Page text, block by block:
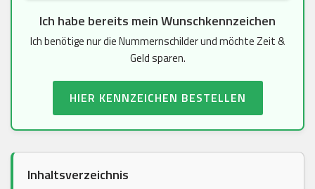
Ich habe bereits mein Wunschkennzeichen
Ich benötige nur die Nummernschilder und möchte Zeit &
Geld sparen.
HIER KENNZEICHEN BESTELLEN
Inhaltsverzeichnis